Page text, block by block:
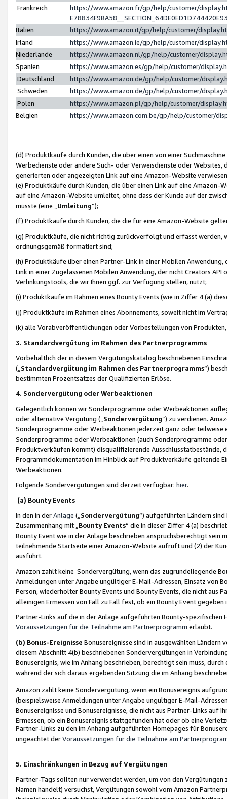
Frankreich
https://www.amazon.fr/gp/help/customer/
Italien
https://www.amazon.it/gp/help/customer/
Irland
https://www.amazon.ie/gp/help/customer/
Niederlande
https://www.amazon.nl/gp/help/customer/
Spanien
https://www.amazon.es/gp/help/customer/
Deutschland
https://www.amazon.de/gp/help/customer/
Schweden
https://www.amazon.de/gp/help/customer/
Polen
https://www.amazon.pl/gp/help/customer/
Belgien
https://www.amazon.com.be/gp/help/customer/
(d) Produktkäufe durch Kunden, die über einen von einer
Werbedienste oder andere Such- oder Verweisdienste oder Websites,
generierten oder angezeigten Link auf eine Amazon-Website
(e) Produktkäufe durch Kunden, die über einen Link auf eine
auf eine Amazon-Website umleitet, ohne dass der Kunde auf der
müsste (eine „ Umleitung“);
(f) Produktkäufe durch Kunden, die die für eine Amazon-Website
(g) Produktkäufe, die nicht richtig zurückverfolgt und erfasst werden,
ordnungsgemäß formatiert sind;
(h) Produktkäufe über einen Partner-Link in einer Mobilen
Link in einer Zugelassenen Mobilen Anwendung, der nicht Creators
Verlinkungstools, die wir Ihnen ggf. zur Verfügung stellen, nutzt;
(i) Produktkäufe im Rahmen eines Bounty Events (wie in Ziffer 4 (a)
(j) Produktkäufe im Rahmen eines Abonnements, soweit nicht im
(k) alle Vorabveröffentlichungen oder Vorbestellungen von
3. Standardvergütung im Rahmen des Partnerprogramms
Vorbehaltlich der in diesem Vergütungskatalog beschriebenen
(„ Standardvergütung im Rahmen des Partnerprogramms“)
bestimmten Prozentsatzes der Qualifizierten Erlöse.
4. Sondervergütung oder Werbeaktionen
Gelegentlich können wir Sonderprogramme oder Werbeaktionen
oder alternative Vergütung („ Sondervergütung”) zu verdienen.
Sonderprogramme oder Werbeaktionen jederzeit ganz oder
Sonderprogramme oder Werbeaktionen (auch Sonderprogramme
Produktverkäufen kommt) disqualifizierende Ausschlusstatbestände,
Programmdokumentation im Hinblick auf Produktverkäufe geltende
Werbeaktionen.
Folgende Sondervergütungen sind derzeit verfügbar: hier.
(a) Bounty Events
In den in derAnlage („ Sondervergütung“) aufgeführten Ländern
Zusammenhang mit „ Bounty Events“ die in dieser Ziffer 4 (a)
Bounty Event wie in der Anlage beschrieben anspruchsberechtigt sein
teilnehmende Startseite einer Amazon-Website aufruft und (2) der
ausführt.
Amazon zahlt keine Sondervergütung, wenn das zugrundeliegende
Anmeldungen unter Angabe ungültiger E-Mail-Adressen, Einsatz von
Person, wiederholter Bounty Events und Bounty Events, die nicht
alleinigen Ermessen von Fall zu Fall fest, ob ein Bounty Event
Partner-Links auf die in der Anlage aufgeführten Bounty-spezifischen
Voraussetzungen für die Teilnahme am Partnerprogramm erlaubt.
(b) Bonus-Ereignisse Bonusereignisse sind in ausgewählten Ländern
diesem Abschnitt 4(b) beschriebenen Sondervergütungen in
Bonusereignis, wie im Anhang beschrieben, berechtigt sein muss,
während der sich daraus ergebenden Sitzung die im Anhang
Amazon zahlt keine Sondervergütung, wenn ein Bonusereignis
(beispielsweise Anmeldungen unter Angabe ungültiger E-Mail-
Bonusereignisse und Bonusereignisse, die nicht aus Partner-Links auf
Ermessen, ob ein Bonusereignis stattgefunden hat oder ob eine
Partner-Links zu den im Anhang aufgeführten Homepages für
ungeachtet derVoraussetzungen für die Teilnahme am
5. Einschränkungen in Bezug auf Vergütungen
Partner-Tags sollten nur verwendet werden, um von den
Namen handelt) versuchst, Vergütungen sowohl vom Amazon